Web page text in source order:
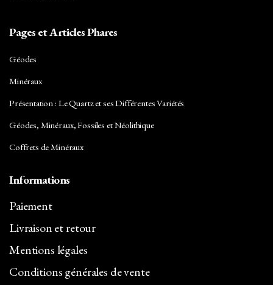
Pages et Articles Phares
Géodes
Minéraux
Présentation : Le Quartz et ses Différentes Variétés
Géodes, Minéraux, Fossiles et Néolithique
Coffrets de Minéraux
Informations
Paiement
Livraison et retour
Mentions légales
Conditions générales de vente